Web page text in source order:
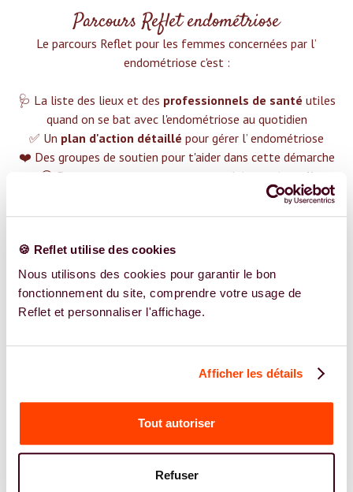
🍪 Reflet utilise des cookies
Nous utilisons des cookies pour garantir le bon
fonctionnement du site, comprendre votre usage de
Reflet et personnaliser l'affichage.
Afficher les détails
Tout autoriser
Refuser
Parcours Reflet endométriose
Le parcours Reflet pour les femmes concernées par l’
endométriose c'est :‍
🩺 La liste des lieux et des professionnels de santé utiles
quand on se bat avec l'endométriose au quotidien
✅ Un plan d'action détaillé pour gérer l’ endométriose
❤️ Des groupes de soutien pour t'aider dans cette démarche
😉 Du contenu avec tout ce que tu dois savoir sur l’
Plus de 400 femmes déjà accompagnées !
Vous êtes Gynécologue expert.e.s en
endométriose ?
l'accompagnement des femmes et des couples sur la